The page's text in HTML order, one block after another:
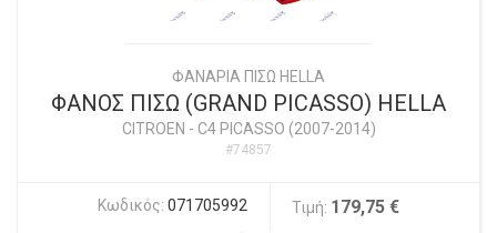
ΦΑΝΑΡΙΑ ΠΙΣΩ HELLA
ΦΑΝΟΣ ΠΙΣΩ (GRAND PICASSO) HELLA
CITROEN - C4 PICASSO (2007-2014)
#74857
Κωδικός: 071705992 Τιμή: 179,75 €